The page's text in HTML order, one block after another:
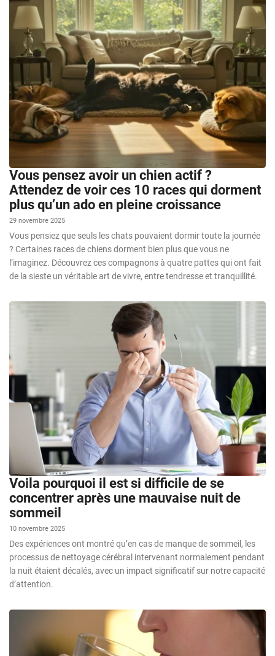
Vous pensez avoir un chien actif ?
Attendez de voir ces 10 races qui dorment
plus qu’un ado en pleine croissance
29 novembre 2025
Vous pensiez que seuls les chats pouvaient dormir toute la journée
? Certaines races de chiens dorment bien plus que vous ne
l’imaginez. Découvrez ces compagnons à quatre pattes qui ont fait
de la sieste un véritable art de vivre, entre tendresse et tranquillité.
Voila pourquoi il est si difficile de se
concentrer après une mauvaise nuit de
sommeil
10 novembre 2025
Des expériences ont montré qu’en cas de manque de sommeil, les
processus de nettoyage cérébral intervenant normalement pendant
la nuit étaient décalés, avec un impact significatif sur notre capacité
d’attention.